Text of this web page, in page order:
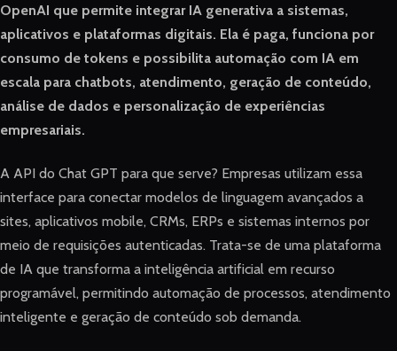
OpenAI que permite integrar IA generativa a sistemas,
aplicativos e plataformas digitais. Ela é paga, funciona por
consumo de tokens e possibilita automação com IA em
escala para chatbots, atendimento, geração de conteúdo,
análise de dados e personalização de experiências
empresariais.
A API do Chat GPT para que serve? Empresas utilizam essa
interface para conectar modelos de linguagem avançados a
sites, aplicativos mobile, CRMs, ERPs e sistemas internos por
meio de requisições autenticadas. Trata-se de uma plataforma
de IA que transforma a inteligência artificial em recurso
programável, permitindo automação de processos, atendimento
inteligente e geração de conteúdo sob demanda.